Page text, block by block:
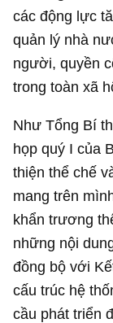
các động lực
quản lý nhà
người, quyền
trong toàn xã
Như Tổng Bí
họp quý I của
thiện thể chế
mang trên
khẩn trương
những nội
đồng bộ với
cấu trúc hệ
cầu phát triển